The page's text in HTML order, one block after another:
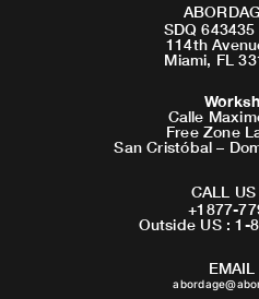
SDQ
114th
Miami, FL
Calle
Free Zone
San Cristóbal –
CALL
+1877-
Outside US : 1-
EMAIL